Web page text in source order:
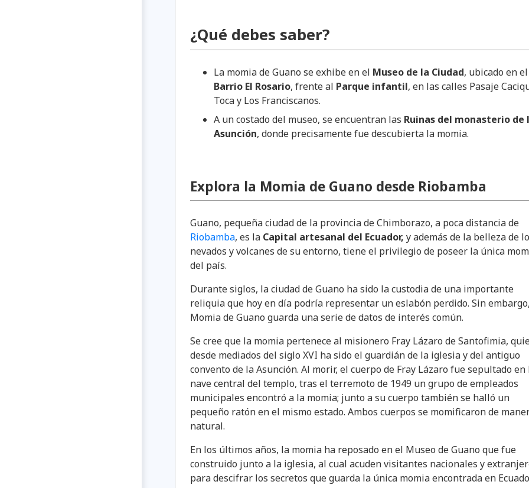
¿Qué debes saber?
La momia de Guano se exhibe en el Museo de la Ciudad, ubicado en el
Barrio El Rosario, frente al Parque infantil, en las calles Pasaje
Toca y Los Franciscanos.
A un costado del museo, se encuentran las Ruinas del monasterio de
Asunción, donde precisamente fue descubierta la momia.
Explora la Momia de Guano desde Riobamba
Guano, pequeña ciudad de la provincia de Chimborazo, a poca distancia de
Riobamba, es la Capital artesanal del Ecuador, y además de la belleza de
nevados y volcanes de su entorno, tiene el privilegio de poseer la única
del país.
Durante siglos, la ciudad de Guano ha sido la custodia de una importante
reliquia que hoy en día podría representar un eslabón perdido. Sin
Momia de Guano guarda una serie de datos de interés común.
Se cree que la momia pertenece al misionero Fray Lázaro de Santofimia,
desde mediados del siglo XVI ha sido el guardián de la iglesia y del antiguo
convento de la Asunción. Al morir, el cuerpo de Fray Lázaro fue sepultado en
nave central del templo, tras el terremoto de 1949 un grupo de empleados
municipales encontró a la momia; junto a su cuerpo también se halló un
pequeño ratón en el mismo estado. Ambos cuerpos se momificaron de
natural.
En los últimos años, la momia ha reposado en el Museo de Guano que fue
construido junto a la iglesia, al cual acuden visitantes nacionales y
para descifrar los secretos que guarda la única momia encontrada en